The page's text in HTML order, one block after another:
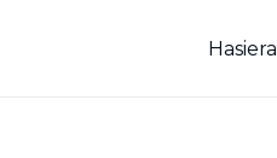
Hasiera